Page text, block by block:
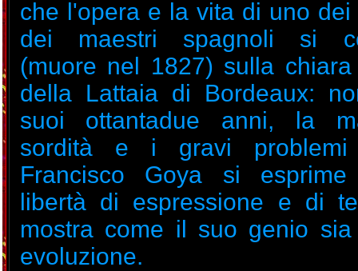
che l'opera e la vita di uno
dei maestri spagnoli si
(muore nel 1827) sulla chiara
della Lattaia di Bordeaux:
suoi ottantadue anni, la
sordità e i gravi
Francisco Goya si
libertà di espressione e di
mostra come il suo genio
evoluzione.